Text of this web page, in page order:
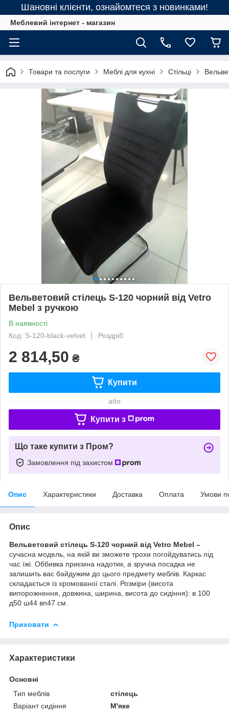
Шановні клієнти, ознайомтеся з новинками!
Меблевий інтернет - магазин
Товари та послуги Меблі для кухні Стільці
Вельветовий стілець S-120 чорний від Vetro
Mebel з ручкою
В наявності
Код: S-120-black-velvet
Роздріб
2 814,50 ₴
Купити
або
Купити з
Що таке купити з Пром?
Замовлення під захистом
Опис Характеристики Доставка Оплата Умови
Опис
Вельветовий стілець S-120 чорний від Vetro Mebel –
сучасна модель, на якій ви зможете трохи погойдуватись під
час їжі. Оббивка приємна надотик, а зручна посадка не
залишить вас байдужим до цього предмету меблів. Каркас
складається із хромованої сталі. Розміри (висота
випорожнення, довжина, ширина, висота до сидіння): в 100
д50 ш44 вп47 см.
Приховати
Характеристики
Основні
Тип меблів
стілець
Варіант сидіння
М'яке